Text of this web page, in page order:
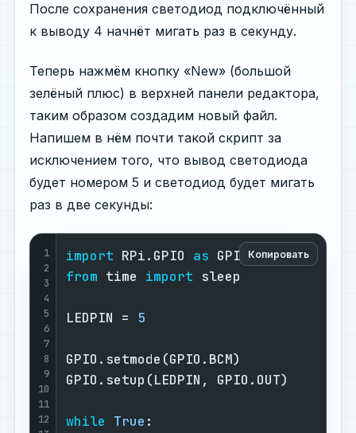
После сохранения светодиод подключённый
к выводу 4 начнёт мигать раз в секунду.
Теперь нажмём кнопку «New» (большой
зелёный плюс) в верхней панели редактора,
таким образом создадим новый файл.
Напишем в нём почти такой скрипт за
исключением того, что вывод светодиода
будет номером 5 и светодиод будет мигать
раз в две секунды:
Копировать
1
2
3
4
5
6
7
8
9
10
11
12
import RPi.GPIO as GPIO
from time import sleep
LEDPIN = 5
GPIO.setmode(GPIO.BCM)
GPIO.setup(LEDPIN, GPIO.OUT)
while True :